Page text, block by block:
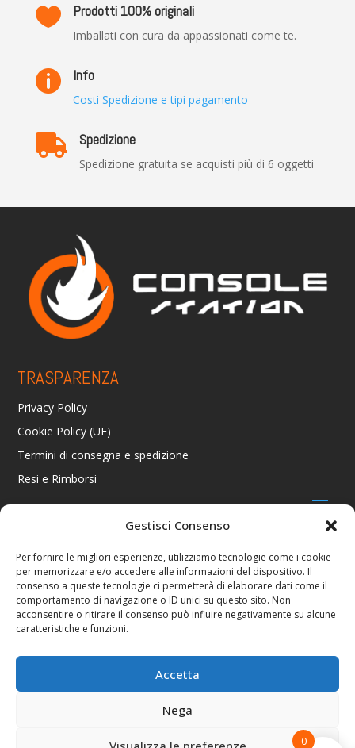
Gestisci Consenso
Per fornire le migliori esperienze, utilizziamo tecnologie come i cookie
per memorizzare e/o accedere alle informazioni del dispositivo. Il
consenso a queste tecnologie ci permetterà di elaborare dati come il
comportamento di navigazione o ID unici su questo sito. Non
acconsentire o ritirare il consenso può influire negativamente su alcune
caratteristiche e funzioni.
Accetta
Nega
 Prodotti 100% originali
Imballati con cura da appassionati come te.
 Info
Costi Spedizione e tipi pagamento
 Spedizione
Spedizione gratuita se acquisti più di 6 oggetti
TRASPARENZA
Privacy Policy
Cookie Policy (UE)
Termini di consegna e spedizione
Resi e Rimborsi
CONTATTI
Via R. Giuliani 70/c Rosso, 50141 Firenze FI
+39 055 4289002 / +39 392 2343100
info@consolestation.it
P.Iva 04990180483
0